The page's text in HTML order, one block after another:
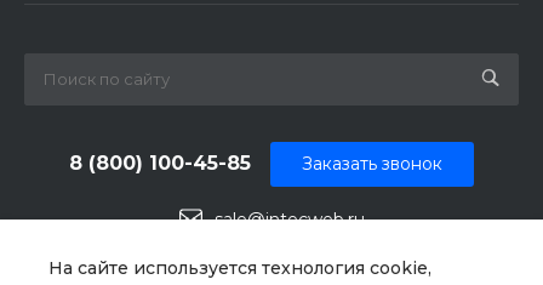
На сайте используется технология cookie,
8 (800) 100-45-85
sale@intecweb.ru
Заказать звонок
г. Москва, ул. Люсиновская, д. 39